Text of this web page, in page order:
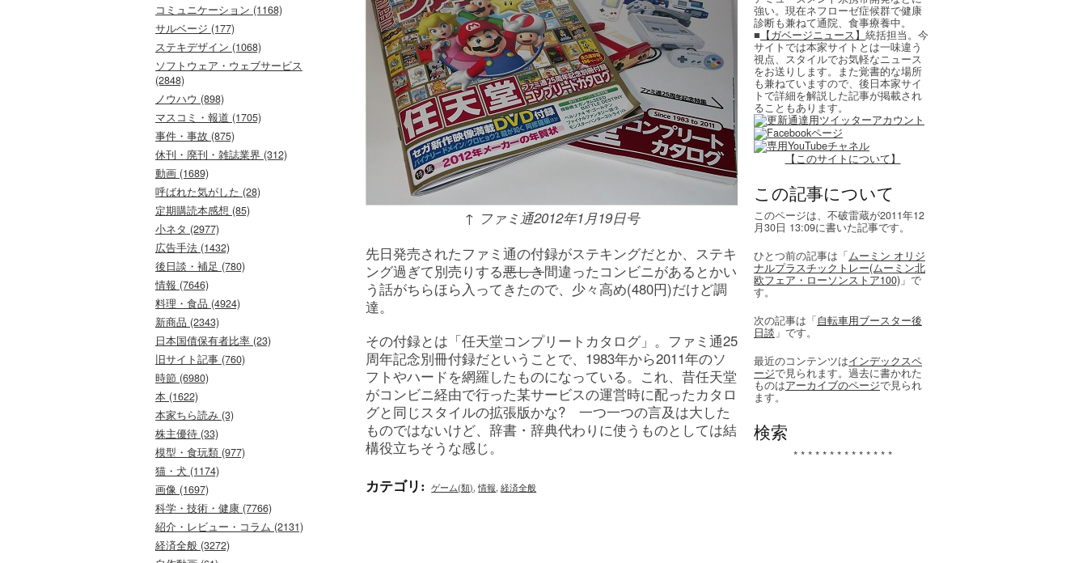
↑ ファミ通2012年1月19日号
先日発売されたファミ通の付録がステキングだとか、ステキ
ング過ぎて別売りする悪しき間違ったコンビニがあるとかい
う話がちらほら入ってきたので、少々高め(480円)だけど調
達。
その付録とは「任天堂コンプリートカタログ」。ファミ通25
周年記念別冊付録だということで、1983年から2011年のソ
フトやハードを網羅したものになっている。これ、昔任天堂
がコンビニ経由で行った某サービスの運営時に配ったカタロ
グと同じスタイルの拡張版かな? 一つ一つの言及は大した
ものではないけど、辞書・辞典代わりに使うものとしては結
構役立ちそうな感じ。
カテゴリ: ゲーム(類), 情報, 経済全般
コミュニケーション (1168)
サルベージ (177)
ステキデザイン (1068)
ソフトウェア・ウェブサービス
(2848)
ノウハウ (898)
マスコミ・報道 (1705)
事件・事故 (875)
休刊・廃刊・雑誌業界 (312)
動画 (1689)
呼ばれた気がした (28)
定期購読本感想 (85)
小ネタ (2977)
広告手法 (1432)
後日談・補足 (780)
情報 (7646)
料理・食品 (4924)
新商品 (2343)
日本国債保有者比率 (23)
旧サイト記事 (760)
時節 (6980)
本 (1622)
本家ちら読み (3)
株主優待 (33)
模型・食玩類 (977)
猫・犬 (1174)
画像 (1697)
科学・技術・健康 (7766)
紹介・レビュー・コラム (2131)
経済全般 (3272)
強い。現在ネフローゼ症候群で健康
診断も兼ねて通院、食事療養中。
■ 【ガベージニュース】 統括担当。今
サイトでは本家サイトとは一味違う
視点、スタイルでお気軽なニュース
をお送りします。また覚書的な場所
も兼ねていますので、後日本家サイ
トで詳細を解説した記事が掲載され
ることもあります。
【このサイトについて】
この記事について
このページは、不破雷蔵が2011年12
月30日 13:09に書いた記事です。
ひとつ前の記事は「ムーミン オリジ
ナルプラスチックトレー(ムーミン北
欧フェア・ローソンストア100) 」で
す。
次の記事は「自転車用ブースター後
日談 」です。
最近のコンテンツはインデックスペ
ージで見られます。過去に書かれた
ものはアーカイブのページで見られ
ます。
検索
* * * * * * * * * * * * * *